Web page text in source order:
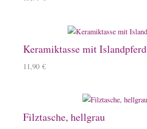
Keramiktasse mit Islandpferd
11,90 €
Filztasche, hellgrau